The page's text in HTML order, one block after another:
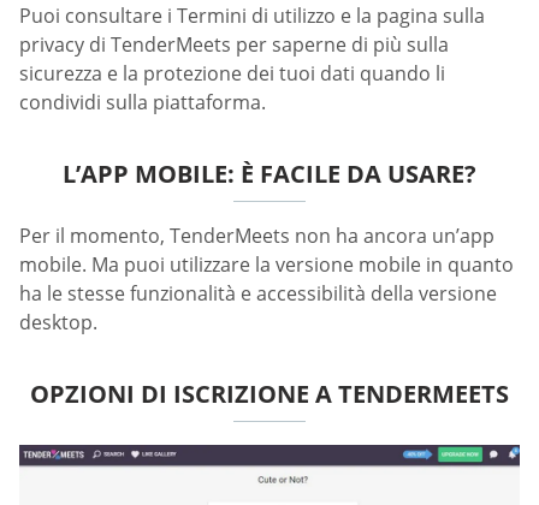
Puoi consultare i Termini di utilizzo e la pagina sulla
privacy di TenderMeets per saperne di più sulla
sicurezza e la protezione dei tuoi dati quando li
condividi sulla piattaforma.
L’APP MOBILE: È FACILE DA USARE?
Per il momento, TenderMeets non ha ancora un’app
mobile. Ma puoi utilizzare la versione mobile in quanto
ha le stesse funzionalità e accessibilità della versione
desktop.
OPZIONI DI ISCRIZIONE A TENDERMEETS